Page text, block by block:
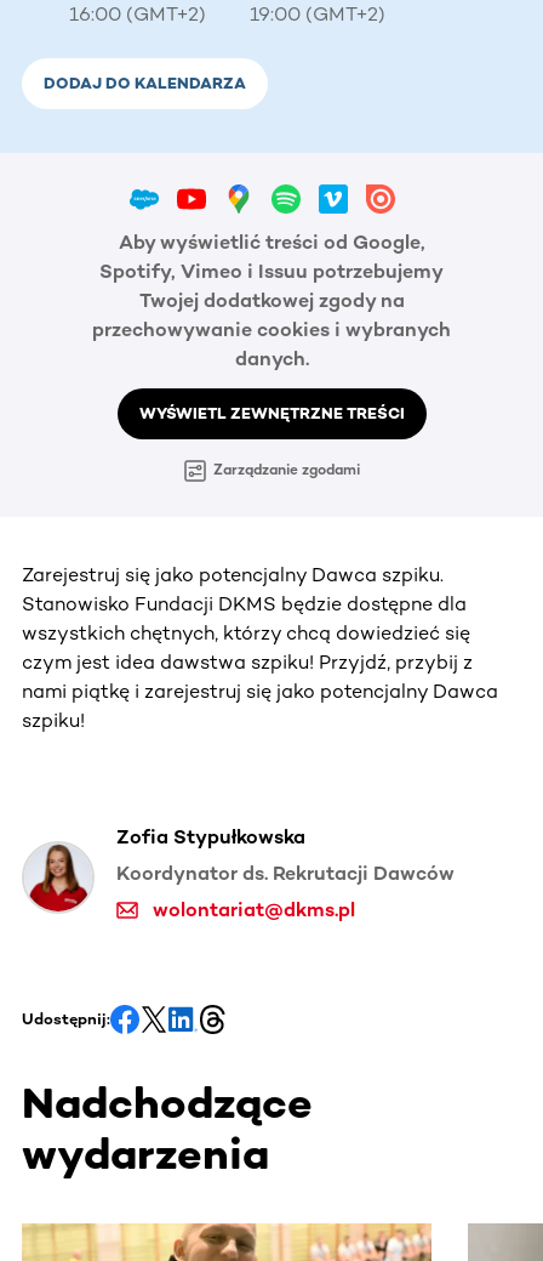
16:00 (GMT+2) 19:00 (GMT+2)
DODAJ DO KALENDARZA
Aby wyświetlić treści od Google,
Spotify, Vimeo i Issuu potrzebujemy
Twojej dodatkowej zgody na
przechowywanie cookies i wybranych
danych.
WYŚWIETL ZEWNĘTRZNE TREŚCI
Zarządzanie zgodami
Zarejestruj się jako potencjalny Dawca szpiku.
Stanowisko Fundacji DKMS będzie dostępne dla
wszystkich chętnych, którzy chcą dowiedzieć się
czym jest idea dawstwa szpiku! Przyjdź, przybij z
nami piątkę i zarejestruj się jako potencjalny Dawca
szpiku!
Zofia Stypułkowska
Koordynator ds. Rekrutacji Dawców
wolontariat@dkms.pl
Udostępnij:
Nadchodzące
wydarzenia
Ta sekcja zawiera treści przewijane w poziomie. Użyj